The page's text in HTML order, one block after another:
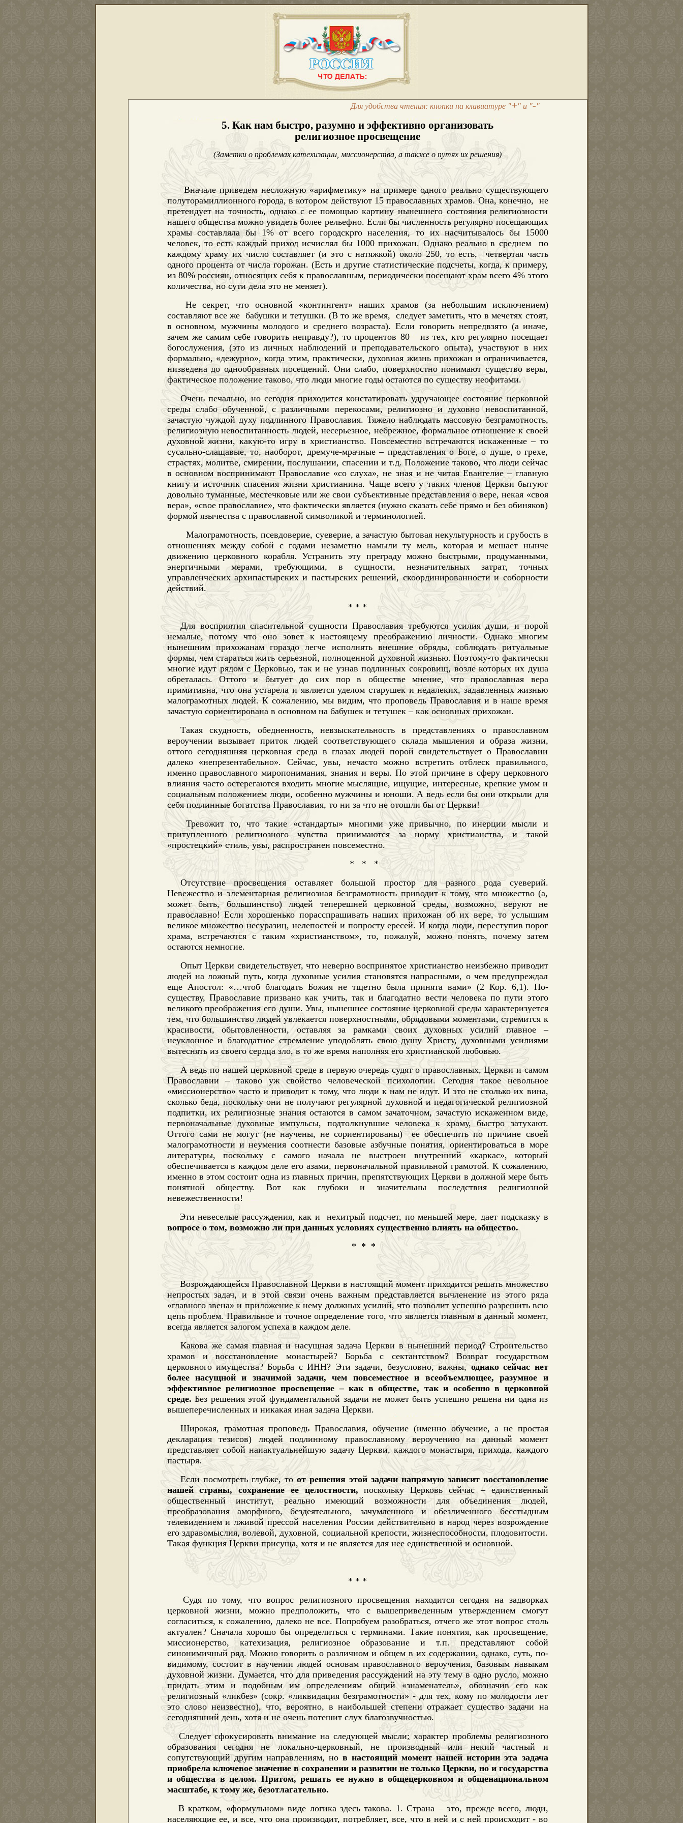
Для удобства чтения: кнопки на клавиатуре "+" и "-"
5. Как нам быстро, разумно и эффективно организовать
религиозное просвещение
(Заметки о проблемах катехизации, миссионерства, а также о путях их решения)
Вначале приведем несложную «арифметику» на примере одного реально существующего
полуторамиллионного города, в котором действуют 15 православных храмов. Она, конечно, не
претендует на точность, однако с ее помощью картину нынешнего состояния религиозности
нашего общества можно увидеть более рельефно. Если бы численность регулярно посещающих
храмы составляла бы 1% от всего городскрго населения, то их насчитывалось бы 15000
человек, то есть каждый приход исчислял бы 1000 прихожан. Однако реально в среднем
по
каждому храму их число составляет (и это с натяжкой) около 250, то есть,
четвертая часть
одного процента от числа горожан. (Есть и другие статистические подсчеты, когда, к примеру,
из 80% россиян, относящих себя к православным, периодически посещают храм всего 4% этого
количества, но сути дела это не меняет).
Не секрет, что основной «контингент» наших храмов (за небольшим исключением)
составляют все же бабушки и тетушки. (В то же время, следует заметить, что в мечетях стоят,
в основном, мужчины молодого и среднего возраста). Если говорить непредвзято (а иначе,
зачем же самим себе говорить неправду?), то процентов 80
из тех, кто регулярно посещает
богослужения, (это из личных наблюдений и преподавательского опыта), участвуют в них
формально, «дежурно», когда этим, практически, духовная жизнь прихожан и ограничивается,
низведена до однообразных посещений. Они слабо, поверхностно понимают существо веры,
фактическое положение таково, что люди многие годы остаются по существу неофитами.
Очень печально, но сегодня приходится констатировать удручающее состояние церковной
среды слабо обученной, с различными перекосами, религиозно и духовно невоспитанной,
зачастую чуждой духу подлинного Православия. Тяжело наблюдать массовую безграмотность,
религиозную невоспитанность людей, несерьезное, небрежное, формальное отношение к своей
духовной жизни, какую-то игру в христианство. Повсеместно встречаются искаженные – то
сусально-слащавые, то, наоборот, дремуче-мрачные – представления о Боге, о душе, о грехе,
страстях, молитве, смирении, послушании, спасении и т.д. Положение таково, что люди сейчас
в основном воспринимают Православие «со слуха», не зная и не читая Евангелие – главную
книгу и источник спасения жизни христианина. Чаще всего у таких членов Церкви бытуют
довольно туманные, местечковые или же свои субъективные представления о вере, некая «своя
вера», «свое православие», что фактически является (нужно сказать себе прямо и без обиняков)
формой язычества с православной символикой и терминологией.
Малограмотность, псевдоверие, суеверие, а зачастую бытовая некультурность и грубость в
отношениях между собой с годами незаметно намыли ту мель, которая и мешает нынче
движению церковного корабля. Устранить эту преграду можно быстрыми, продуманными,
энергичными мерами, требующими, в сущности, незначительных затрат, точных
управленческих архипастырских и пастырских решений, скоординированности и соборности
действий.
* * *
Для восприятия спасительной сущности Православия требуются усилия души, и порой
немалые, потому что оно зовет к настоящему преображению личности. Однако многим
нынешним прихожанам гораздо легче исполнять внешние обряды, соблюдать ритуальные
формы, чем стараться жить серьезной, полноценной духовной жизнью. Поэтому-то фактически
многие идут рядом с Церковью, так и не узнав подлинных сокровищ, возле которых их душа
обреталась. Оттого и бытует до сих пор в обществе мнение, что православная вера
примитивна, что она устарела и является уделом старушек и недалеких, задавленных жизнью
малограмотных людей. К сожалению, мы видим, что проповедь Православия и в наше время
зачастую сориентирована в основном на бабушек и тетушек – как основных прихожан.
Такая скудность, обедненность, невзыскательность в представлениях о православном
вероучении вызывает приток людей соответствующего склада мышления и образа жизни,
оттого сегодняшняя церковная среда в глазах людей порой свидетельствует о Православии
далеко «непрезентабельно». Сейчас, увы, нечасто можно встретить отблеск правильного,
именно православного миропонимания, знания и веры. По этой причине в сферу церковного
влияния часто остерегаются входить многие мыслящие, ищущие, интересные, крепкие умом и
социальным положением люди, особенно мужчины и юноши. А ведь если бы они открыли для
себя подлинные богатства Православия, то ни за что не отошли бы от Церкви!
Тревожит то, что такие «стандарты» многими уже привычно, по инерции мысли и
притупленного религиозного чувства принимаются за норму христианства, и такой
«простецкий» стиль, увы, распространен повсеместно.
*
*
*
Отсутствие просвещения оставляет большой простор для разного рода суеверий.
Невежество и элементарная религиозная безграмотность приводит к тому, что множество (а,
может быть, большинство) людей теперешней церковной среды, возможно, веруют не
православно! Если хорошенько порасспрашивать наших прихожан об их вере, то услышим
великое множество несуразиц, нелепостей и попросту ересей. И когда люди, переступив порог
храма, встречаются с таким «христианством», то, пожалуй, можно понять, почему затем
остаются немногие.
Опыт Церкви свидетельствует, что неверно воспринятое христианство неизбежно приводит
людей на ложный путь, когда духовные усилия становятся напрасными, о чем предупреждал
еще Апостол: «…чтоб благодать Божия не тщетно была принята вами» (2 Кор. 6,1). По-
существу, Православие призвано как учить, так и благодатно вести человека по пути этого
великого преображения его души. Увы, нынешнее состояние церковной среды характеризуется
тем, что большинство людей увлекается поверхностными, обрядовыми моментами, стремится к
красивости, обытовленности, оставляя за рамками своих духовных усилий главное –
неуклонное и благодатное стремление уподоблять свою душу Христу, духовными усилиями
вытеснять из своего сердца зло, в то же время наполняя его христианской любовью.
А ведь по нашей церковной среде в первую очередь судят о православных, Церкви и самом
Православии – таково уж свойство человеческой психологии. Сегодня такое невольное
«миссионерство» часто и приводит к тому, что люди к нам не идут. И это не столько их вина,
сколько беда, поскольку они не получают регулярной духовной и педагогической религиозной
подпитки, их религиозные знания остаются в самом зачаточном, зачастую искаженном виде,
первоначальные духовные импульсы, подтолкнувшие человека к храму, быстро затухают.
Оттого сами не могут (не научены, не сориентированы)
ее обеспечить по причине своей
малограмотности и неумения соотнести базовые азбучные понятия, ориентироваться в море
литературы, поскольку с самого начала не выстроен внутренний «каркас», который
обеспечивается в каждом деле его азами, первоначальной правильной грамотой. К сожалению,
именно в этом состоит одна из главных причин, препятствующих Церкви в должной мере быть
понятной обществу. Вот как глубоки и значительны последствия религиозной
невежественности!
Эти невеселые рассуждения, как и
нехитрый подсчет, по меньшей мере, дает подсказку в
вопросе о том, возможно ли при данных условиях существенно влиять на общество.
* * *
Возрождающейся Православной Церкви в настоящий момент приходится решать множество
непростых задач, и в этой связи очень важным представляется вычленение из этого ряда
«главного звена» и приложение к нему должных усилий, что позволит успешно разрешить всю
цепь проблем. Правильное и точное определение того, что является главным в данный момент,
всегда является залогом успеха в каждом деле.
Какова же самая главная и насущная задача Церкви в нынешний период? Строительство
храмов и восстановление монастырей? Борьба с сектантством? Возврат государством
церковного имущества? Борьба с ИНН? Эти задачи, безусловно, важны, однако сейчас нет
более насущной и значимой задачи, чем повсеместное и всеобъемлющее, разумное и
эффективное религиозное просвещение – как в обществе, так и особенно в церковной
среде. Без решения этой фундаментальной задачи не может быть успешно решена ни одна из
вышеперечисленных и никакая иная задача Церкви.
Широкая, грамотная проповедь Православия, обучение (именно обучение, а не простая
декларация тезисов) людей подлинному православному вероучению на данный момент
представляет собой наиактуальнейшую задачу Церкви, каждого монастыря, прихода, каждого
пастыря.
Если посмотреть глубже, то от решения этой задачи напрямую зависит восстановление
нашей страны, сохранение ее целостности, поскольку Церковь сейчас – единственный
общественный институт, реально имеющий возможности для объединения людей,
преобразования аморфного, бездеятельного, зачумленного и обезличенного бесстыдным
телевидением и лживой прессой населения России действительно в народ через возрождение
его здравомыслия, волевой, духовной, социальной крепости, жизнеспособности, плодовитости.
Такая функция Церкви присуща, хотя и не является для нее единственной и основной.
* * *
Судя по тому, что вопрос религиозного просвещения находится сегодня на задворках
церковной жизни, можно предположить, что с вышеприведенным утверждением смогут
согласиться, к сожалению, далеко не все. Попробуем разобраться, отчего же этот вопрос столь
актуален? Сначала хорошо бы определиться с терминами. Такие понятия, как просвещение,
миссионерство, катехизация, религиозное образование и т.п. представляют собой
синонимичный ряд. Можно говорить о различном и общем в их содержании, однако, суть, по-
видимому, состоит в научении людей основам православного вероучения, базовым навыкам
духовной жизни. Думается, что для приведения рассуждений на эту тему в одно русло, можно
придать этим и подобным им определениям общий «знаменатель», обозначив его как
религиозный «ликбез» (сокр. «ликвидация безграмотности» - для тех, кому по молодости лет
это слово неизвестно), что, вероятно, в наибольшей степени отражает существо задачи на
сегодняшний день, хотя и не очень потешит слух благозвучностью.
Следует сфокусировать внимание на следующей мысли: характер проблемы религиозного
образования сегодня не локально-церковный, не производный или некий частный и
сопутствующий другим направлениям, но в настоящий момент нашей истории эта задача
приобрела ключевое значение в сохранении и развитии не только Церкви, но и государства
и общества в целом. Притом, решать ее нужно в общецерковном и общенациональном
масштабе, к тому же, безотлагательно.
В кратком, «формульном» виде логика здесь такова. 1. Страна – это, прежде всего, люди,
населяющие ее, и все, что она производит, потребляет, все, что в ней и с ней происходит - во